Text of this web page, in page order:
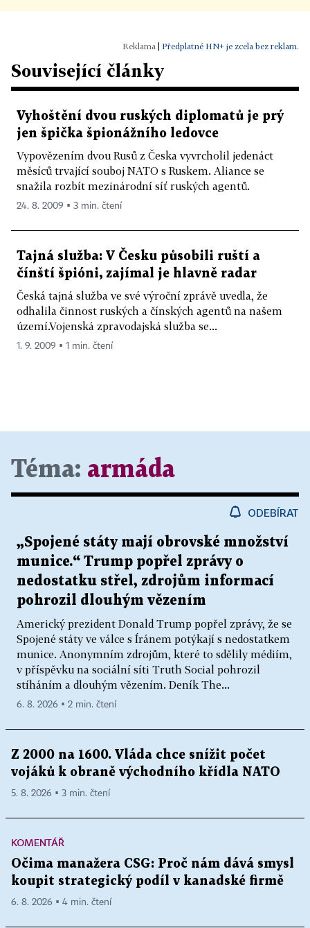
Předplatné HN+ je zcela bez reklam.
Související články
Vyhoštění dvou ruských diplomatů je prý
jen špička špionážního ledovce
Vypovězením dvou Rusů z Česka vyvrcholil jedenáct
měsíců trvající souboj NATO s Ruskem. Aliance se
snažila rozbít mezinárodní síť ruských agentů.
24. 8. 2009 ▪ 3 min. čtení
Tajná služba: V Česku působili ruští a
čínští špióni, zajímal je hlavně radar
Česká tajná služba ve své výroční zprávě uvedla, že
odhalila činnost ruských a čínských agentů na našem
území.Vojenská zpravodajská služba se...
1. 9. 2009 ▪ 1 min. čtení
Téma: armáda
ODEBÍRAT
„Spojené státy mají obrovské množství
munice.“ Trump popřel zprávy o
nedostatku střel, zdrojům informací
pohrozil dlouhým vězením
Americký prezident Donald Trump popřel zprávy, že se
Spojené státy ve válce s Íránem potýkají s nedostatkem
munice. Anonymním zdrojům, které to sdělily médiím,
v příspěvku na sociální síti Truth Social pohrozil
stíháním a dlouhým vězením. Deník The...
6. 8. 2026 ▪ 2 min. čtení
Z 2000 na 1600. Vláda chce snížit počet
vojáků k obraně východního křídla NATO
5. 8. 2026 ▪ 3 min. čtení
KOMENTÁŘ
Očima manažera CSG: Proč nám dává smysl
koupit strategický podíl v kanadské firmě
6. 8. 2026 ▪ 4 min. čtení